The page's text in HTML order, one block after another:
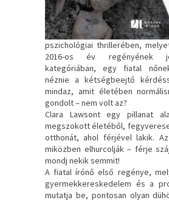
pszichológiai thrillerében,
2016-os év regényének
kategóriában, egy fiatal
néznie a kétségbeejtő
mindaz, amit életében
gondolt – nem volt az?
Clara Lawsont egy pillanat
megszokott életéből,
otthonát, ahol férjével lakik.
miközben elhurcolják – férje
mondj nekik semmit!
A fiatal írónő első regénye,
gyermekkereskedelem és a
mutatja be, pontosan olyan